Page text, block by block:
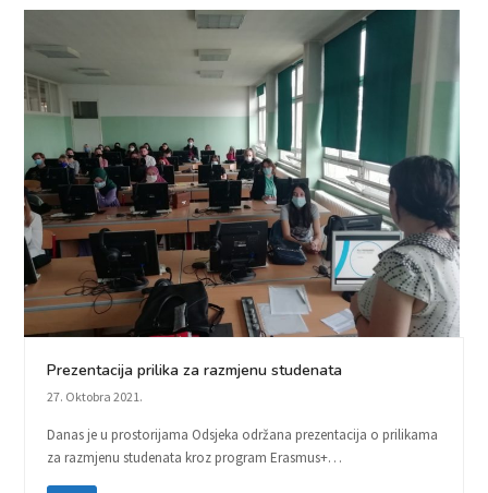
Prezentacija prilika za razmjenu studenata
27. Oktobra 2021.
Danas je u prostorijama Odsjeka održana prezentacija o prilikama
za razmjenu studenata kroz program Erasmus+…